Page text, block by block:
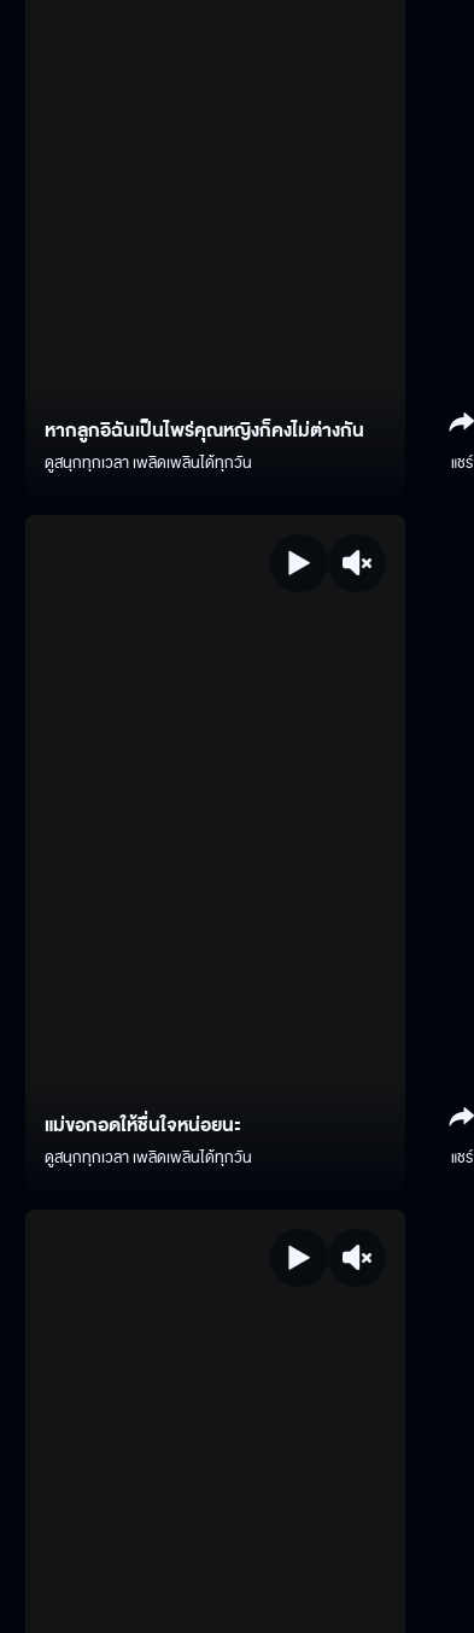
หากลูกอิฉันเป็นไพร่คุณหญิงก็คงไม่ต่างกัน
ดูสนุกทุกเวลา เพลิดเพลินได้ทุกวัน แชร์
แม่ขอกอดให้ชื่นใจหน่อยนะ
ดูสนุกทุกเวลา เพลิดเพลินได้ทุกวัน แชร์